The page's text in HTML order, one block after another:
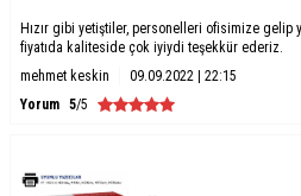
Hızır gibi yetiştiler, personelleri ofisimize gelip
fiyatıda kaliteside çok iyiydi teşekkür ederiz.
mehmet keskin
09.09.2022 | 22:15
Yorum 5/5